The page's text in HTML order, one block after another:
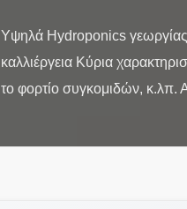
Υψηλά Hydroponics
καλλιέργεια Κύρια